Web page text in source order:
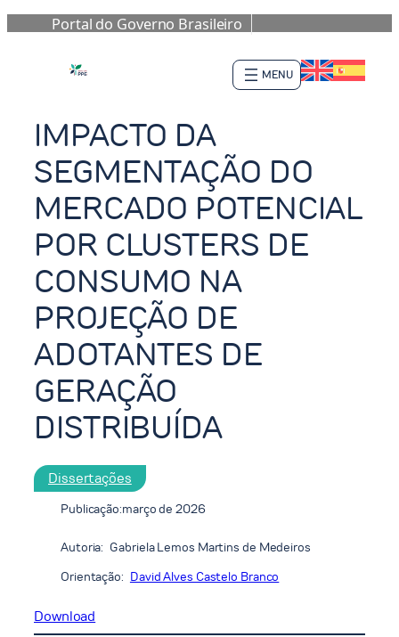
Portal do Governo Brasileiro
para
o
IMPACTO DA
SEGMENTAÇÃO DO
MERCADO POTENCIAL
POR CLUSTERS DE
CONSUMO NA
PROJEÇÃO DE
ADOTANTES DE
GERAÇÃO
DISTRIBUÍDA
Dissertações
Publicação:março de 2026
Autoria: Gabriela Lemos Martins de Medeiros
Orientação: David Alves Castelo Branco
Download